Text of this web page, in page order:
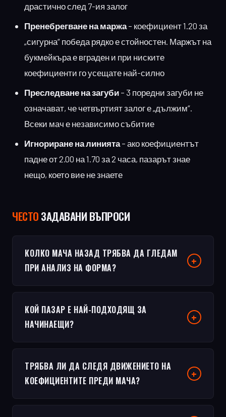
драстично след 7-ия залог
Пренебрегване на маржа – коефициент 1.20 за
„сигурна“ победа рядко е стойностен. Маржът на
букмейкъра е вграден и при ниските
коефициенти го усещате най-силно
Преследване на загуби – 3 поредни загуби не
означават, че четвъртият залог е „дължим“.
Всеки мач е независимо събитие
Игнориране на линията – ако коефициентът
падне от 2.00 на 1.70 за 2 часа, пазарът знае
нещо, което вие не знаете
ЧЕСТOЗАДАВАНИ ВЪПРОСИ
КОЛКО МАЧА НАЗАД ТРЯБВА ДА ГЛЕДАМ
ПРИ АНАЛИЗ НА ФОРМА?
КОЙ ПАЗАР Е НАЙ-ПОДХОДЯЩ ЗА
НАЧИНАЕЩИ?
ТРЯБВА ЛИ ДА СЛЕДЯ ДВИЖЕНИЕТО НА
КОЕФИЦИЕНТИТЕ ПРЕДИ МАЧА?